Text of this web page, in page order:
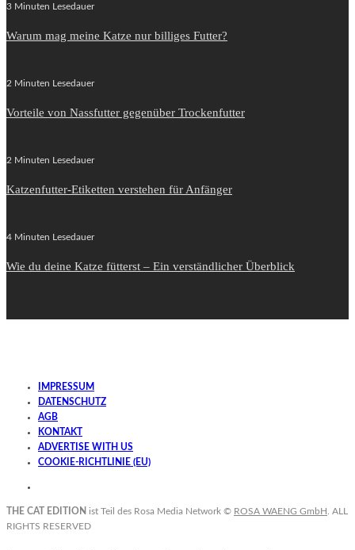
3 Minuten Lesedauer
Warum mag meine Katze nur billiges Futter?
2 Minuten Lesedauer
Vorteile von Nassfutter gegenüber Trockenfutter
2 Minuten Lesedauer
Katzenfutter-Etiketten verstehen für Anfänger
4 Minuten Lesedauer
Wie du deine Katze fütterst – Ein verständlicher Überblick
IMPRESSUM
DATENSCHUTZ
AGB
KONTAKT
ADVERTISE WITH US
COOKIE-RICHTLINIE (EU)
THE CAT EDITION ist Teil des Rosa Media Network © ROSA WAENG GmbH . ALL
RIGHTS RESERVED